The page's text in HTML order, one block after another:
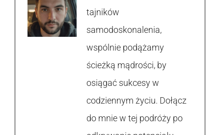
tajników
samodoskonalenia,
wspólnie podążamy
ścieżką mądrości, by
osiągać sukcesy w
codziennym życiu. Dołącz
do mnie w tej podróży po